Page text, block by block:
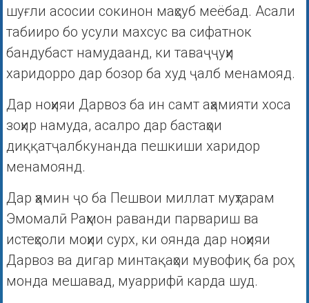
шуғли асосии сокинон маҳсуб меëбад. Асали
табииро бо усули махсус ва сифатнок
бандубаст намудаанд, ки таваҷҷуҳи
харидорро дар бозор ба худ ҷалб менамояд.
Дар ноҳияи Дарвоз ба ин самт аҳамияти хоса
зоҳир намуда, асалро дар бастаҳои
диққатҷалбкунанда пешкиши харидор
менамоянд.
Дар ҳамин ҷо ба Пешвои миллат муҳтарам
Эмомалӣ Раҳмон раванди парвариш ва
истеҳсоли моҳии сурх, ки оянда дар ноҳияи
Дарвоз ва дигар минтақаҳои мувофиқ ба роҳ
монда мешавад, муаррифӣ карда шуд.